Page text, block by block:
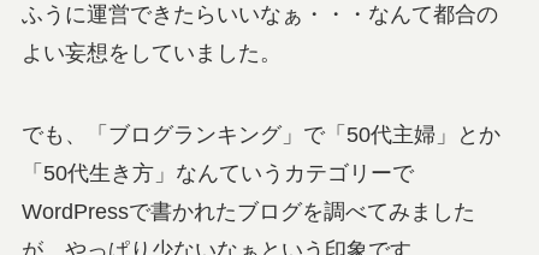
ふうに運営できたらいいなぁ・・・なんて都合の
よい妄想をしていました。
でも、「ブログランキング」で「50代主婦」とか
「50代生き方」なんていうカテゴリーで
WordPressで書かれたブログを調べてみました
が、やっぱり少ないなぁという印象です。